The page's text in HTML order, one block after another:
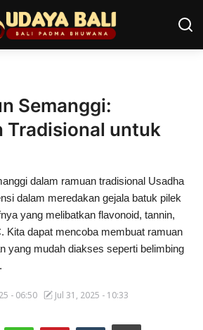
Semanggi:
Tradisional untuk
dalam ramuan tradisional Usadha
dalam meredakan gejala batuk pilek
yang melibatkan flavonoid, tannin,
Kita dapat mencoba membuat ramuan
yang mudah diakses seperti belimbing
- 06:50 Jul 31, 2025 - 10:33